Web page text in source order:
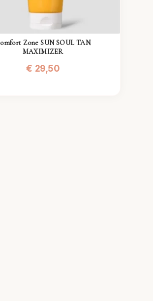
Zone SUN SOUL TAN
MAXIMIZER
€ 29,50